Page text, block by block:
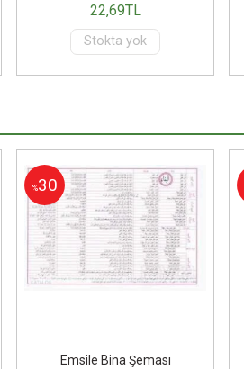
22,69TL
Stokta yok
%30
Emsile Bina Şeması